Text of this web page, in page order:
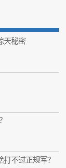
天秘密
不过正规军？